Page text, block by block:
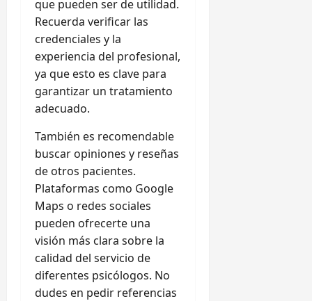
que pueden ser de utilidad.
Recuerda verificar las
credenciales y la
experiencia del profesional,
ya que esto es clave para
garantizar un tratamiento
adecuado.
También es recomendable
buscar opiniones y reseñas
de otros pacientes.
Plataformas como Google
Maps o redes sociales
pueden ofrecerte una
visión más clara sobre la
calidad del servicio de
diferentes psicólogos. No
dudes en pedir referencias